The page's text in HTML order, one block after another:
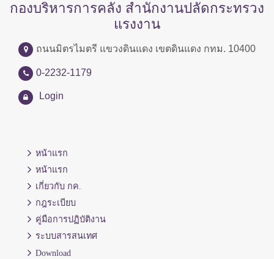
กองบริหารการคลัง สำนักงานปลัดกระทรวง
แรงงาน
ถนนมิตรไมตรี แขวงดินแดง เขตดินแดง กทม. 10400
0-2232-1179
Login
หน้าแรก
หน้าแรก
เกี่ยวกับ กค.
กฎระเบียบ
คู่มือการปฏิบัติงาน
ระบบสารสนเทศ
Download